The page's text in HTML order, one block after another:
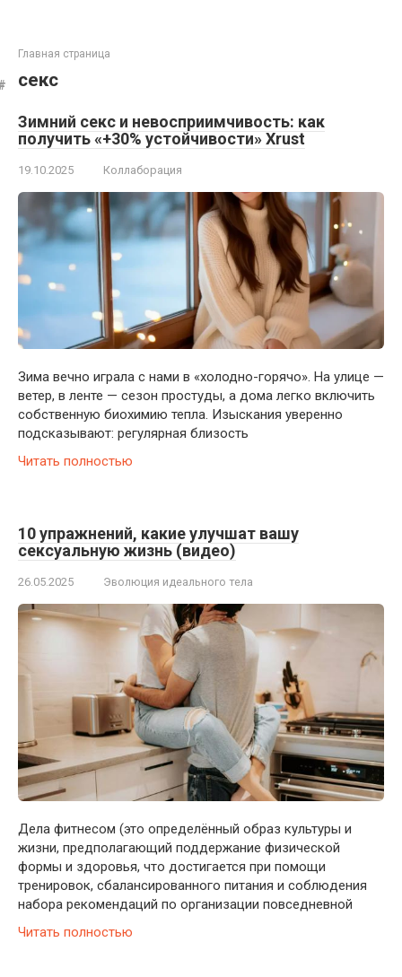
Главная страница
секс
Зимний секс и невосприимчивость: как
получить «+30% устойчивости» Xrust
19.10.2025 Коллаборация
Зима вечно играла с нами в «холодно-горячо». На улице —
ветер, в ленте — сезон простуды, а дома легко включить
собственную биохимию тепла. Изыскания уверенно
подсказывают: регулярная близость
Читать полностью
10 упражнений, какие улучшат вашу
сексуальную жизнь (видео)
26.05.2025 Эволюция идеального тела
Дела фитнесом (это определённый образ культуры и
жизни, предполагающий поддержание физической
формы и здоровья, что достигается при помощи
тренировок, сбалансированного питания и соблюдения
набора рекомендаций по организации повседневной
Читать полностью